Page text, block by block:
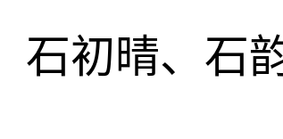
石初晴、石